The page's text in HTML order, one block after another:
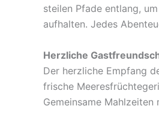
steilen Pfade entlang,
aufhalten. Jedes
Herzliche
Der herzliche Empfang
frische
Gemeinsame